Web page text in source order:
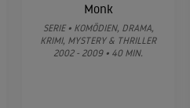
Monk
SERIE • KOMÖDIEN, DRAMA,
KRIMI, MYSTERY & THRILLER
2002 - 2009 • 40 MIN.